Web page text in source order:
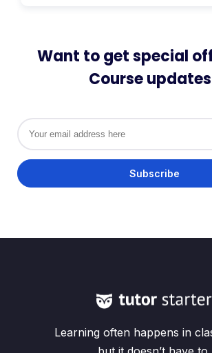
Want to get special
Course
Learning often happens in